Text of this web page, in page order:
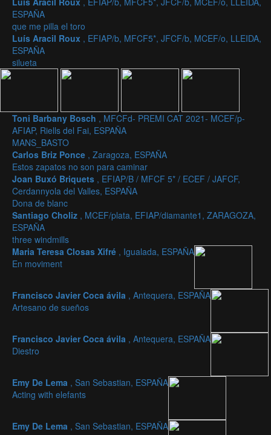
ESPAÑA
que me pilla el toro
Luís Aracil Roux , EFIAP/b, MFCF5*, JFCF/b, MCEF/o, LLEIDA,
ESPAÑA
silueta
Toni Barbany Bosch , MFCFd- PREMI CAT 2021- MCEF/p-
AFIAP, Riells del Fai, ESPAÑA
MANS_BASTO
Carlos Briz Ponce , Zaragoza, ESPAÑA
Estos zapatos no son para caminar
Joan Buxó Briquets , EFIAP/B / MFCF 5* / ECEF / JAFCF,
Cerdannyola del Valles, ESPAÑA
Dona de blanc
Santiago Choliz , MCEF/plata, EFIAP/diamante1, ZARAGOZA,
ESPAÑA
three windmills
Maria Teresa Closas Xifré , Igualada, ESPAÑA
En moviment
Francisco Javier Coca ávila , Antequera, ESPAÑA
Artesano de sueños
Francisco Javier Coca ávila , Antequera, ESPAÑA
Diestro
Emy De Lema , San Sebastian, ESPAÑA
Acting with elefants
Emy De Lema , San Sebastian, ESPAÑA